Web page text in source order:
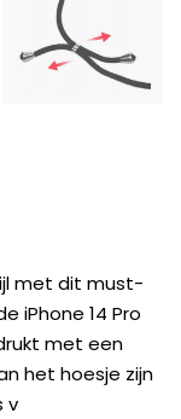
met dit must-
iPhone 14 Pro
met een
het hoesje zijn
v